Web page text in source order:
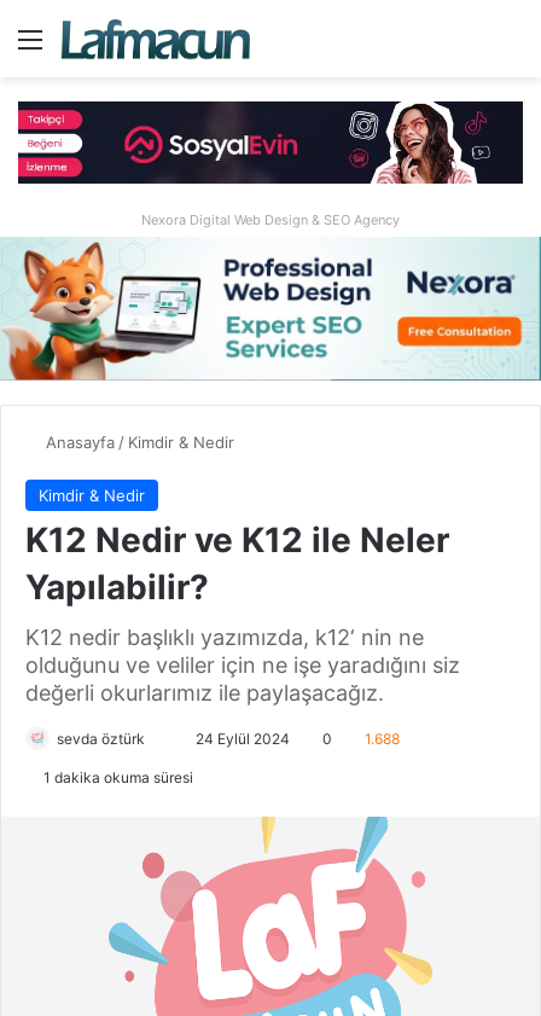
Menü
Nexora Digital Web Design & SEO Agency
Anasayfa/ Kimdir & Nedir
Kimdir & Nedir
K12 Nedir ve K12 ile Neler
Yapılabilir?
K12 nedir başlıklı yazımızda, k12‘ nin ne
olduğunu ve veliler için ne işe yaradığını siz
değerli okurlarımız ile paylaşacağız.
sevda öztürk
i
p
o
s
t
24 Eylül 2024 0 1.688
1 dakika okuma süresi